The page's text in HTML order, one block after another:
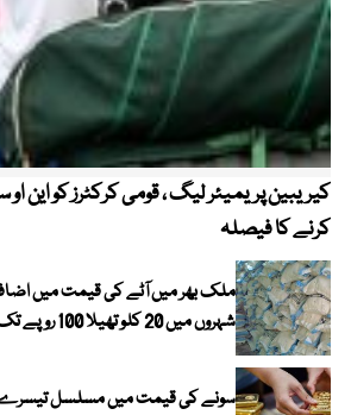
کرنے کا فیصلہ
ملک بھر میں آٹے کی قیمت میں
شہروں میں 20 کلو تھیلا 100 روپے تک مہنگا
سونے کی قیمت میں مسلسل تیسرے